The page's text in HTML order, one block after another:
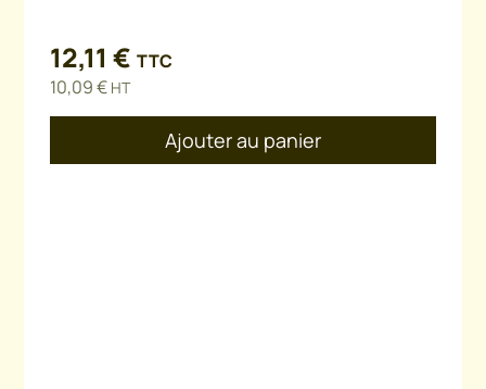
12,11€ TTC
10,09€ HT
Ajouter au panier